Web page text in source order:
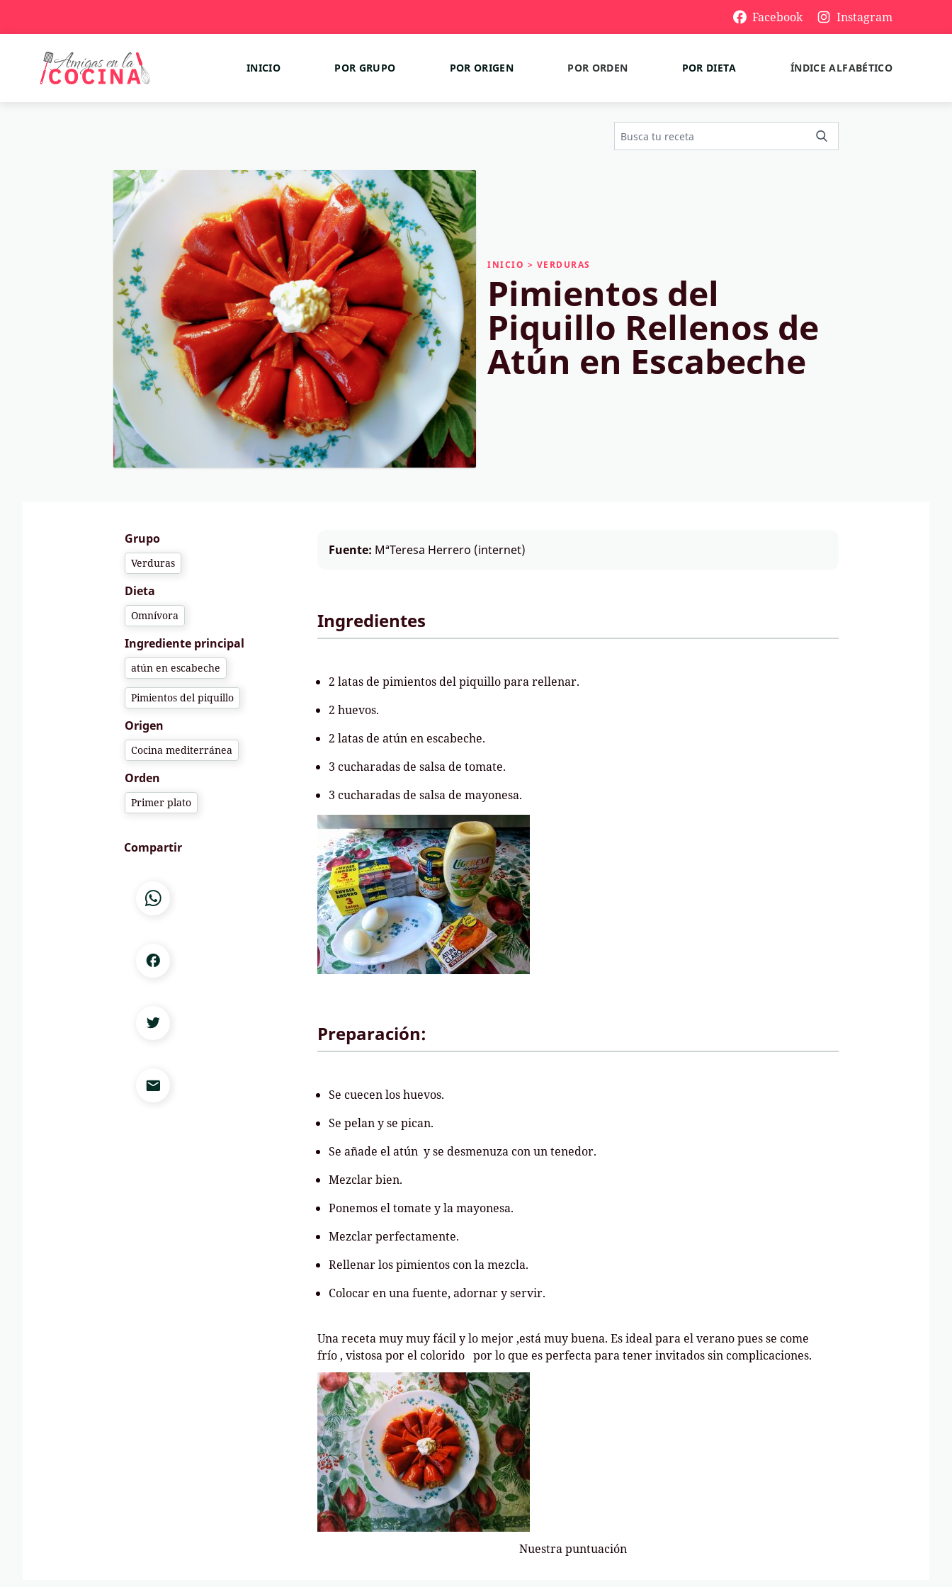
Facebook Instagram
INICIO POR GRUPO POR ORIGEN POR ORDEN POR DIETA ÍNDICE ALFABÉTICO
INICIO > VERDURAS
Pimientos del
Piquillo Rellenos de
Atún en Escabeche
Grupo
Verduras
Dieta
Omnívora
Ingrediente principal
atún en escabeche
Pimientos del piquillo
Origen
Cocina mediterránea
Orden
Primer plato
Compartir
Fuente: MªTeresa Herrero (internet)
Ingredientes
2 latas de pimientos del piquillo para rellenar.
2 huevos.
2 latas de atún en escabeche.
3 cucharadas de salsa de tomate.
3 cucharadas de salsa de mayonesa.
Preparación:
Se cuecen los huevos.
Se pelan y se pican.
Se añade el atún y se desmenuza con un tenedor.
Mezclar bien.
Ponemos el tomate y la mayonesa.
Mezclar perfectamente.
Rellenar los pimientos con la mezcla.
Colocar en una fuente, adornar y servir.
Una receta muy muy fácil y lo mejor ,está muy buena. Es ideal para el verano pues se come
frío , vistosa por el colorido por lo que es perfecta para tener invitados sin complicaciones.
Nuestra puntuación